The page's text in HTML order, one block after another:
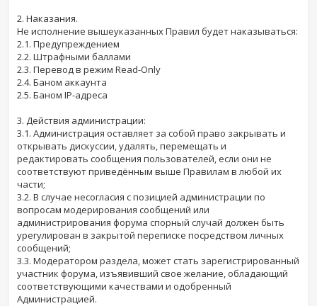
2. Наказания.
Не исполнение вышеуказанных Правил будет наказываться:
2.1. Предупреждением
2.2. Штрафными баллами
2.3. Перевод в режим Read-Only
2.4. Баном аккаунта
2.5. Баном IP-адреса
3. Действия администрации:
3.1. Администрация оставляет за собой право закрывать и
открывать дискуссии, удалять, перемещать и
редактировать сообщения пользователей, если они не
соответствуют приведённым выше Правилам в любой их
части;
3.2. В случае несогласия с позицией администрации по
вопросам модерирования сообщений или
администрирования форума спорный случай должен быть
урегулирован в закрытой переписке посредством личных
сообщений;
3.3. Модератором раздела, может стать зарегистрированный
участник форума, изъявивший свое желание, обладающий
соответствующими качествами и одобренный
Администрацией.